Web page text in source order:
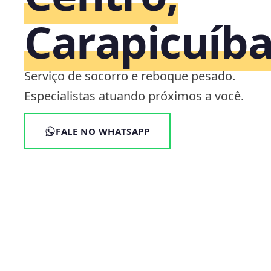
Serviço de socorro e reboque pesado.
Especialistas atuando próximos a você.
FALE NO WHATSAPP